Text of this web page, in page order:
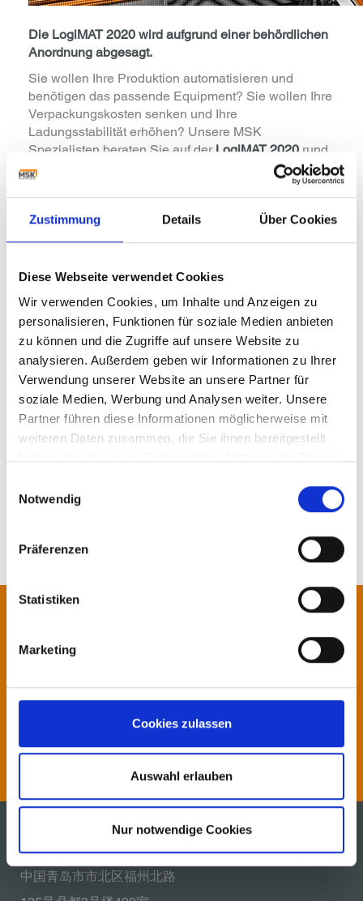
Zustimmung Details Über Cookies
Diese Webseite verwendet Cookies
Wir verwenden Cookies, um Inhalte und Anzeigen zu
personalisieren, Funktionen für soziale Medien anbieten
zu können und die Zugriffe auf unsere Website zu
analysieren. Außerdem geben wir Informationen zu Ihrer
Verwendung unserer Website an unsere Partner für
soziale Medien, Werbung und Analysen weiter. Unsere
Partner führen diese Informationen möglicherweise mit
weiteren Daten zusammen, die Sie ihnen bereitgestellt
Notwendig
Präferenzen
Statistiken
Marketing
Cookies zulassen
Auswahl erlauben
Nur notwendige Cookies
Die LogiMAT 2020 wird aufgrund einer behördlichen
Anordnung abgesagt.
Sie wollen Ihre Produktion automatisieren und
benötigen das passende Equipment? Sie wollen Ihre
Verpackungskosten senken und Ihre
Ladungsstabilität erhöhen? Unsere MSK
Spezialisten beraten Sie auf der LogiMAT 2020 rund
um die Themen Ladungssicherung und
Palettenlogistik. Auf Grundlage jahrzehntelanger
Erfahrung in den unterschiedlichsten Branchen
stellen wir Ihnen unsere umfassende Produktpalette
vor: Verpackungsanlagen, Palettenfördersysteme,
automatisierte Lkw- Be- und Entladung.
begrüßen zu dürfen. Sie finden uns inHalle 4, Stand
A80. Vereinbaren Sie einen Gesprächstermin unter
sales@msk.deoder telefonisch unter 02821 506 0.
> mehr lesen
更多动态
我们的专家期待为您提供咨询或服
务。
联系我们
麦斯凯包装系统（青岛）有限公司
中国青岛市市北区福州北路